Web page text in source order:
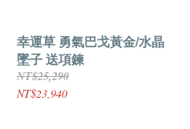
幸運草 勇氣巴戈黃金/水晶
墜子 送項鍊
NT$25,290
NT$23,940